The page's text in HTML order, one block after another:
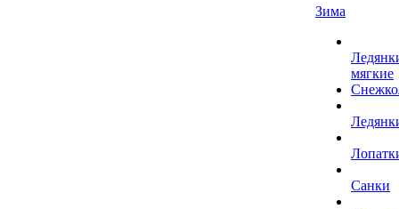
Зима
мягкие
Санки